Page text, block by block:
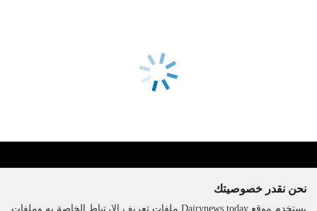
نحن نقدر خصوصيتك
يستخدم موقع Dairynews.today ملفات تعريف الارتباط الخاصة به وملفات